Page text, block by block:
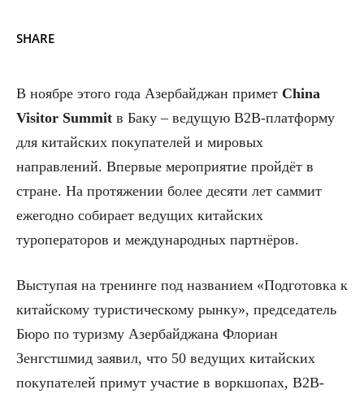
SHARE
В ноябре этого года Азербайджан примет China
Visitor Summit в Баку – ведущую B2B-платформу
для китайских покупателей и мировых
направлений. Впервые мероприятие пройдёт в
стране. На протяжении более десяти лет саммит
ежегодно собирает ведущих китайских
туроператоров и международных партнёров.
Выступая на тренинге под названием «Подготовка к
китайскому туристическому рынку», председатель
Бюро по туризму Азербайджана Флориан
Зенгстшмид заявил, что 50 ведущих китайских
покупателей примут участие в воркшопах, B2B-